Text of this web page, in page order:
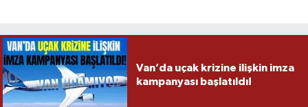
Van’da uçak krizine ilişkin imza
kampanyası başlatıldı!